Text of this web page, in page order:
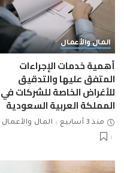
المال والأعمال
أهمية خدمات الإجراءات
المتفق عليها والتدقيق
للأغراض الخاصة للشركات في
المملكة العربية السعودية
منذ 3 أسابيع المال والأعمال